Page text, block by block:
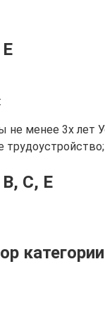
менее 3х лет
C, E